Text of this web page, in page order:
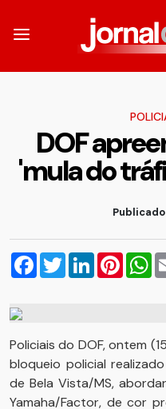
DOF
'mula do
Publicado
Facebook
TwitterLinkedIn
Policiais do DOF, ontem
bloqueio policial
de Bela Vista/MS,
Yamaha/Factor, de cor